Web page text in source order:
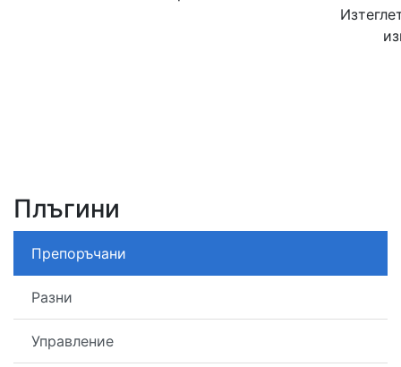
Плъгини
Препоръчани
Разни
Управление